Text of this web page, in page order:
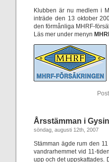
Klubben är nu medlem i
inträde den 13 oktober
den förmånliga MHRF-
Läs mer under menyn
Årsstämman i
söndag, augusti 12th, 2007
Stämman ägde rum den
vandrarhemmet vid 11-
upp och det uppskattades.